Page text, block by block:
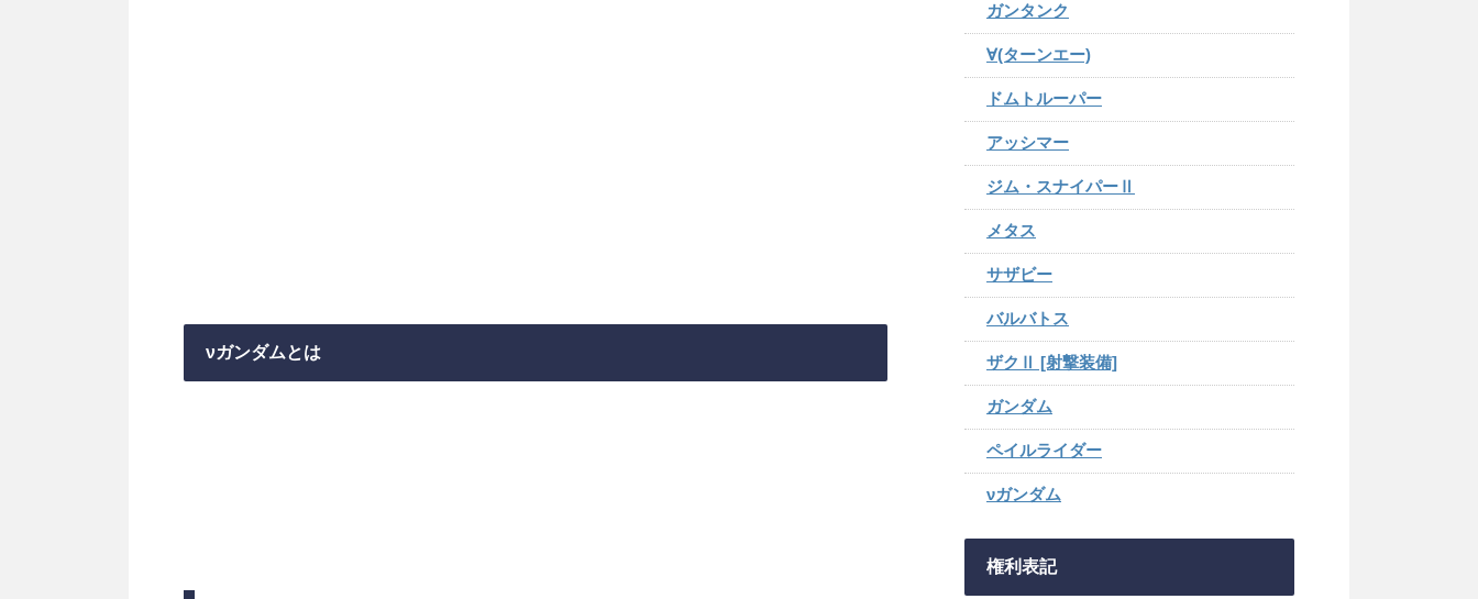
νガンダムとは
ガンタンク
∀(ターンエー)
ドムトルーパー
アッシマー
ジム・スナイパーⅡ
メタス
サザビー
バルバトス
ザクⅡ [射撃装備]
ガンダム
ペイルライダー
νガンダム
権利表記